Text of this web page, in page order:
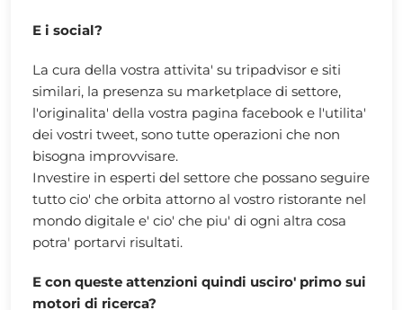
E i social?
La cura della vostra attivita' su tripadvisor e siti
similari, la presenza su marketplace di settore,
l'originalita' della vostra pagina facebook e l'utilita'
dei vostri tweet, sono tutte operazioni che non
bisogna improvvisare.
Investire in esperti del settore che possano seguire
tutto cio' che orbita attorno al vostro ristorante nel
mondo digitale e' cio' che piu' di ogni altra cosa
potra' portarvi risultati.
E con queste attenzioni quindi usciro' primo sui
motori di ricerca?